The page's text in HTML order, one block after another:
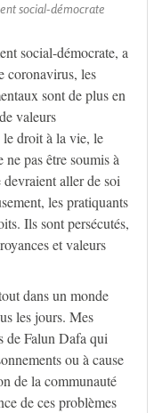
social-démocrate
social-démocrate, a
coronavirus, les
sont de plus en
valeurs
droit à la vie, le
pas être soumis à
devraient aller de soi
les pratiquants
Ils sont persécutés,
et valeurs
dans un monde
les jours. Mes
de Falun Dafa qui
ou à cause
de la communauté
de ces problèmes